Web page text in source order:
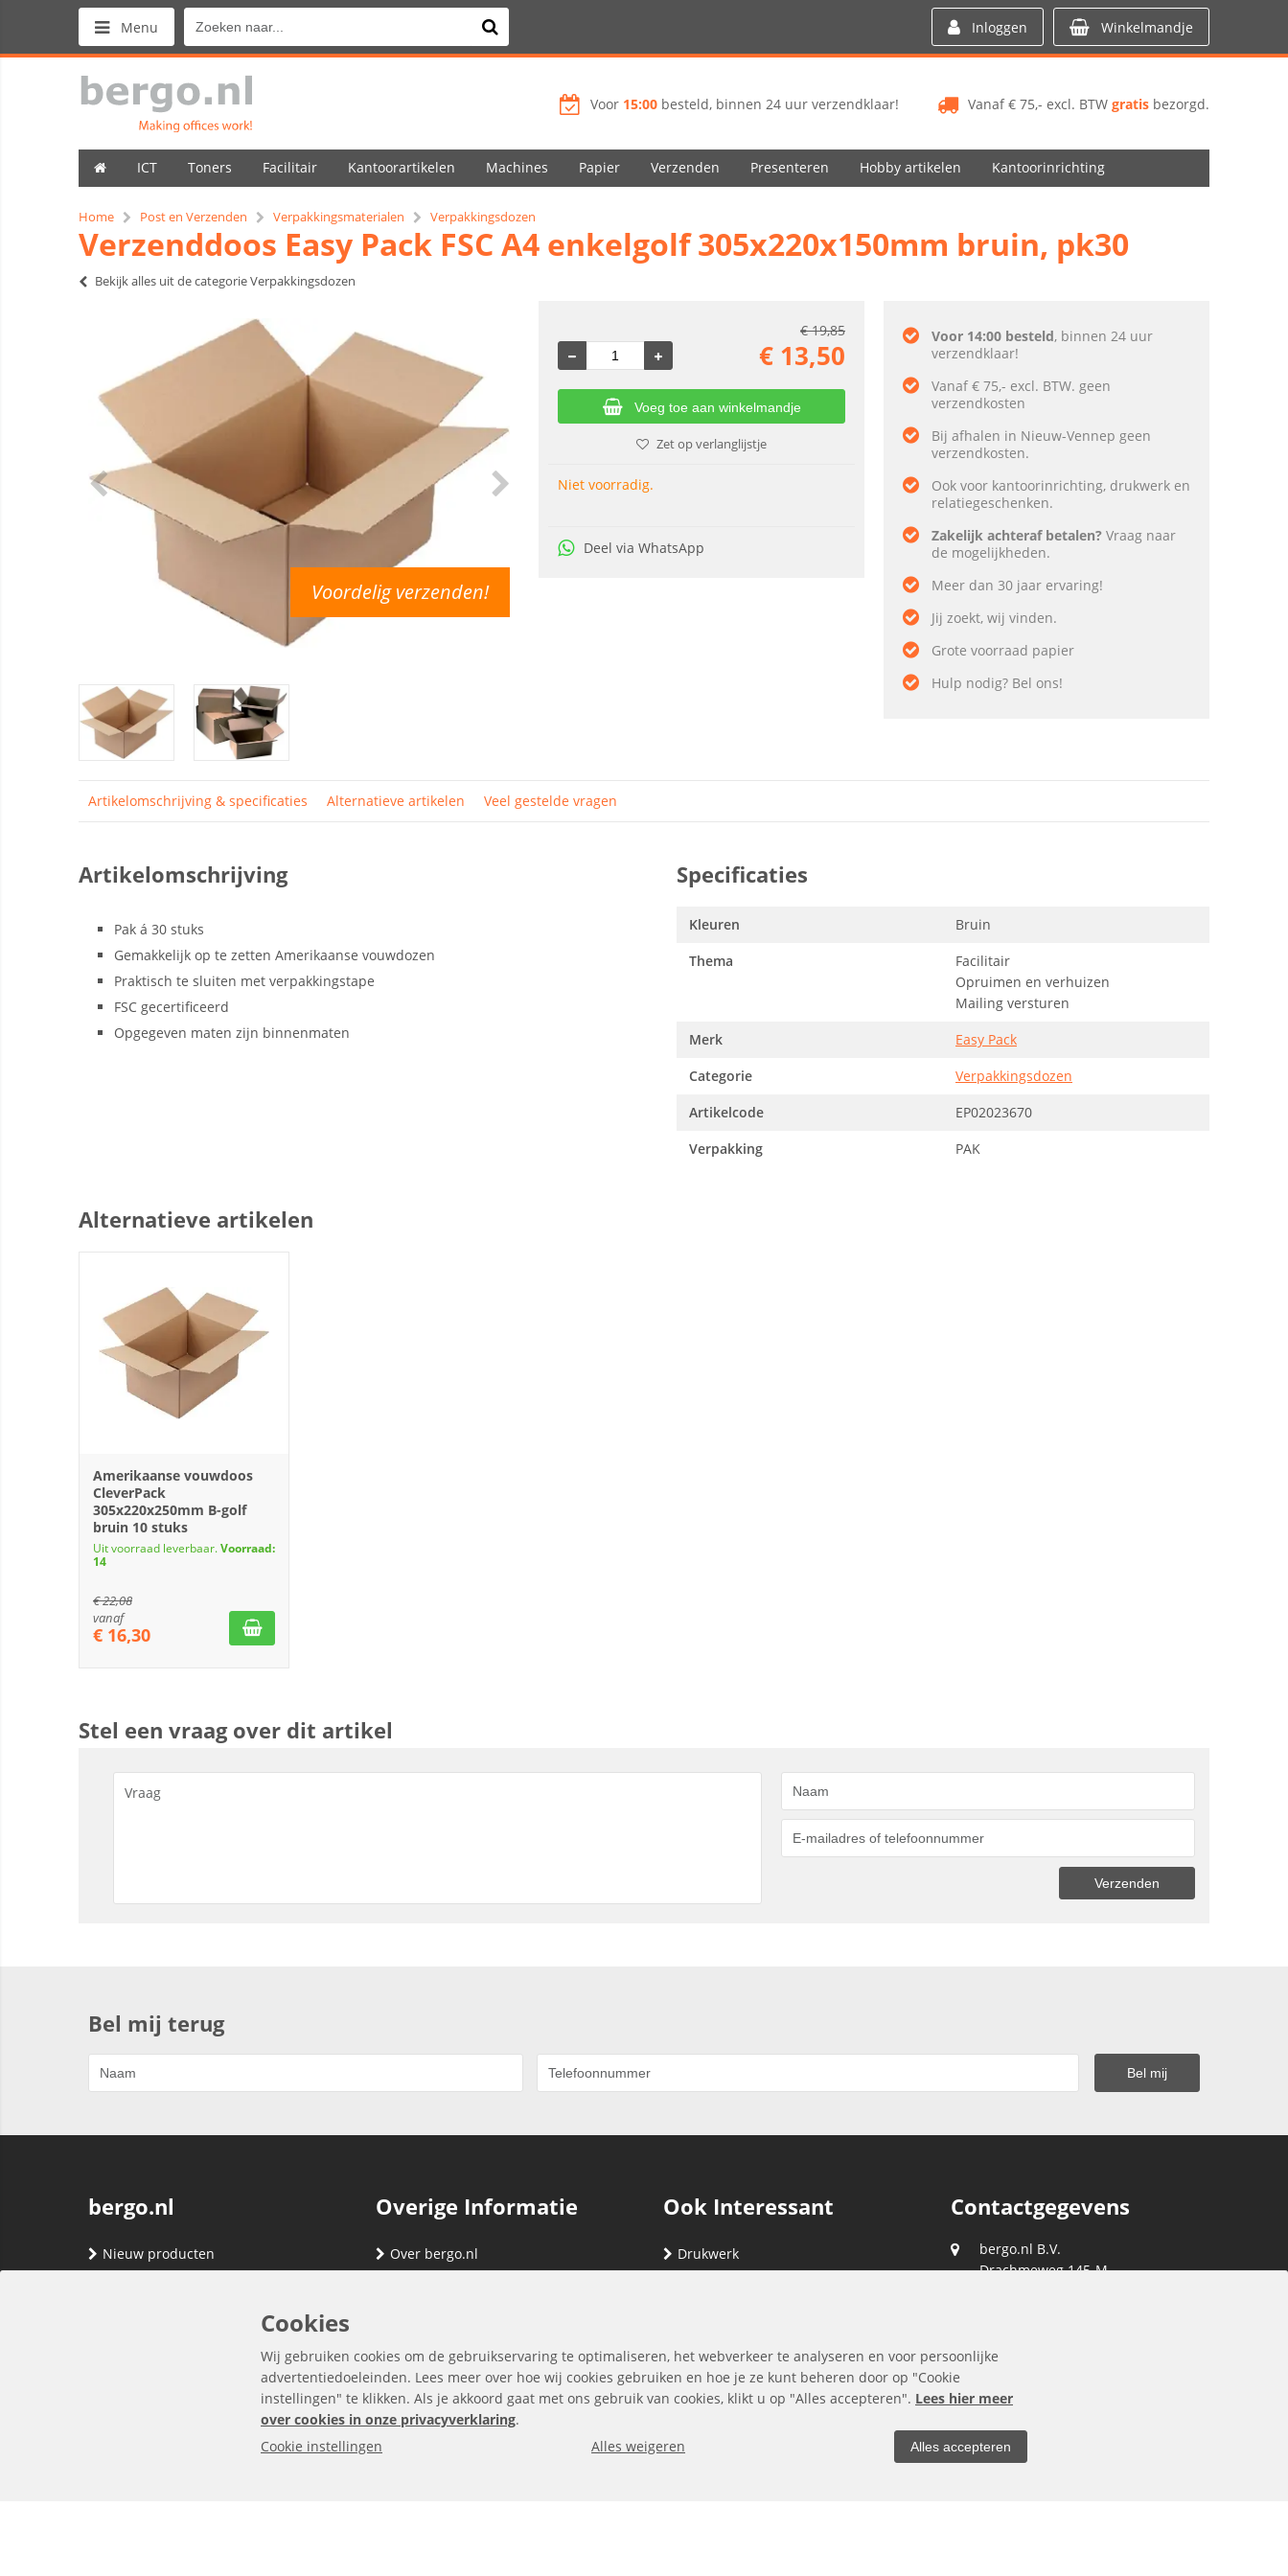
Menu Inloggen Winkelmandje
Vanaf € 75,- excl. BTW gratis bezorgd.
Voor 15:00 besteld, binnen 24 uur verzendklaar!
ICT Toners Facilitair Kantoorartikelen Machines Papier Verzenden Presenteren Hobby artikelen Kantoorinrichting
Home Post en Verzenden Verpakkingsmaterialen Verpakkingsdozen
Verzenddoos Easy Pack FSC A4 enkelgolf 305x220x150mm bruin, pk30
Bekijk alles uit de categorie Verpakkingsdozen
Voordelig verzenden!
€19,85
€ 13,50
Voeg toe aan winkelmandje
Zet op verlanglijstje
Niet voorradig.
Deel via WhatsApp
Voor 14:00 besteld, binnen 24 uur
verzendklaar!
Vanaf € 75,- excl. BTW. geen
verzendkosten
Bij afhalen in Nieuw-Vennep geen
verzendkosten.
Ook voor kantoorinrichting, drukwerk en
relatiegeschenken.
Zakelijk achteraf betalen? Vraag naar
de mogelijkheden.
Meer dan 30 jaar ervaring!
Jij zoekt, wij vinden.
Grote voorraad papier
Hulp nodig? Bel ons!
Artikelomschrijving & specificaties Alternatieve artikelen Veel gestelde vragen
Artikelomschrijving
Pak á 30 stuks
Gemakkelijk op te zetten Amerikaanse vouwdozen
Praktisch te sluiten met verpakkingstape
FSC gecertificeerd
Opgegeven maten zijn binnenmaten
Specificaties
Kleuren
Bruin
Thema
Facilitair
Opruimen en verhuizen
Mailing versturen
Merk
Easy Pack
Categorie
Verpakkingsdozen
Artikelcode
EP02023670
Verpakking
PAK
Alternatieve artikelen
Amerikaanse vouwdoos
CleverPack
305x220x250mm B-golf
bruin 10 stuks
Uit voorraad leverbaar.Voorraad:
14
€22,08
vanaf
€ 16,30
Stel een vraag over dit artikel
Bel mij terug
bergo.nl
Nieuw producten
Overige Informatie
Over bergo.nl
Algemene Voorwaarden
Privacyverklaring
Ook Interessant
Drukwerk
Contactgegevens
bergo.nl B.V.
Drachmeweg 145-M
Cookies
Wij gebruiken cookies om de gebruikservaring te optimaliseren, het webverkeer te analyseren en voor persoonlijke
advertentiedoeleinden. Lees meer over hoe wij cookies gebruiken en hoe je ze kunt beheren door op "Cookie
instellingen" te klikken. Als je akkoord gaat met ons gebruik van cookies, klikt u op "Alles accepteren". Lees hier meer
over cookies in onze privacyverklaring.
Cookie instellingen
Alles weigeren Alles accepteren